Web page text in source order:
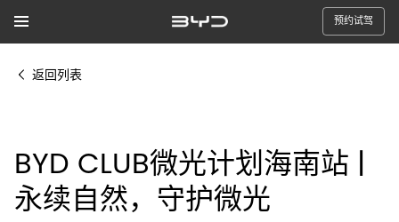
预约试驾
返回列表
BYD CLUB微光计划海南站 |
永续自然，守护微光